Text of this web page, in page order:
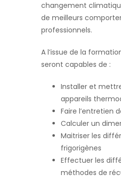
changement
de meilleurs
professionnels.
A l’issue de la
seront capables de :
Installer et
appareils
Faire l’entretien
Calculer un
Maitriser les
frigorigènes
Effectuer les
méthodes de